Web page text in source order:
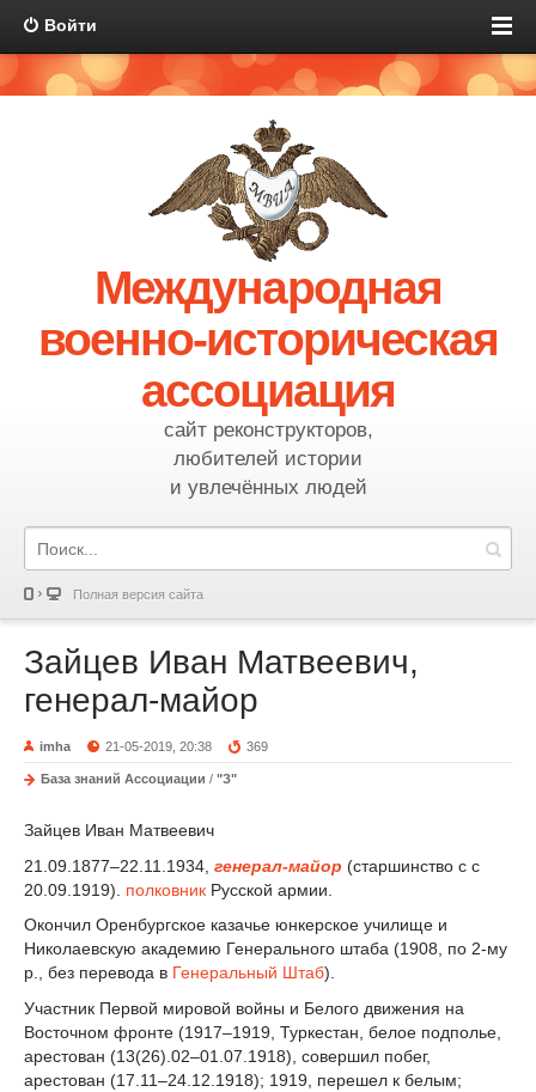
Войти
Международная
военно-историческая
ассоциация
сайт реконструкторов,
любителей истории
и увлечённых людей
Полная версия сайта
Зайцев Иван Матвеевич,
генерал-майор
imha 21-05-2019, 20:38 369
База знаний Ассоциации / "З"
Зайцев Иван Матвеевич
21.09.1877–22.11.1934, генерал-майор (старшинство с с
20.09.1919). полковник Русской армии.
Окончил Оренбургское казачье юнкерское училище и
Николаевскую академию Генерального штаба (1908, по 2-му
р., без перевода в Генеральный Штаб).
Участник Первой мировой войны и Белого движения на
Восточном фронте (1917–1919, Туркестан, белое подполье,
арестован (13(26).02–01.07.1918), совершил побег,
арестован (17.11–24.12.1918); 1919, перешел к белым;